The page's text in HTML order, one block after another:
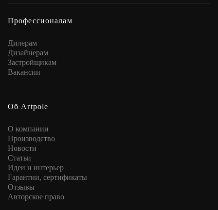
Профессионалам
Дилерам
Дизайнерам
Застройщикам
Вакансии
Об Artpole
О компании
Производство
Новости
Статьи
Идеи и интерьер
Гарантии, сертификаты
Отзывы
Авторское право